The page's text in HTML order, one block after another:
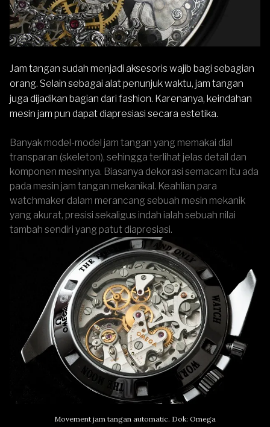
Jam tangan sudah menjadi aksesoris wajib bagi sebagian
orang. Selain sebagai alat penunjuk waktu, jam tangan
juga dijadikan bagian dari fashion. Karenanya, keindahan
mesin jam pun dapat diapresiasi secara estetika.
Banyak model-model jam tangan yang memakai dial
transparan (skeleton), sehingga terlihat jelas detail dan
komponen mesinnya. Biasanya dekorasi semacam itu ada
pada mesin jam tangan mekanikal. Keahlian para
watchmaker dalam merancang sebuah mesin mekanik
yang akurat, presisi sekaligus indah ialah sebuah nilai
tambah sendiri yang patut diapresiasi.
Movement jam tangan automatic. Dok: Omega